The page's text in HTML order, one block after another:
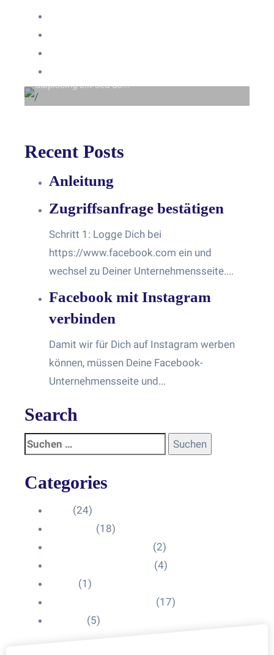
Beyond the tree line
adipiscing elit sed do...
Recent Posts
Anleitung
Zugriffsanfrage bestätigen
Schritt 1: Logge Dich bei
https://www.facebook.com ein und
wechsel zu Deiner Unternehmensseite....
Facebook mit Instagram
verbinden
Damit wir für Dich auf Instagram werben
können, müssen Deine Facebook-
Unternehmensseite und...
Search
Categories
(24)
(18)
(2)
(4)
(1)
(17)
(5)